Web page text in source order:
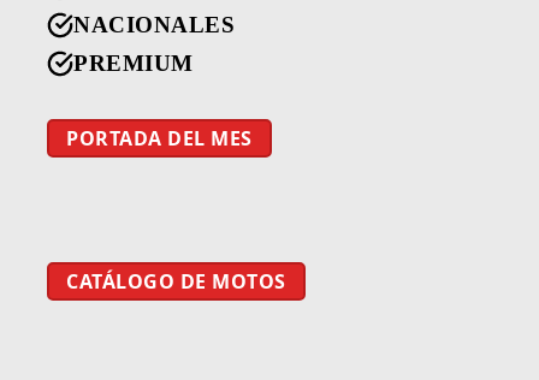
NACIONALES
PREMIUM
PORTADA DEL MES
CATÁLOGO DE MOTOS